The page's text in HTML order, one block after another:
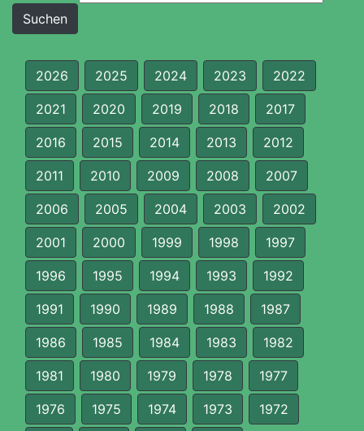
2026 2025 2024 2023 2022
2021 2020 2019 2018 2017
2016 2015 2014 2013 2012
2011 2010 2009 2008 2007
2006 2005 2004 2003 2002
2001 2000 1999 1998 1997
1996 1995 1994 1993 1992
1991 1990 1989 1988 1987
1986 1985 1984 1983 1982
1981 1980 1979 1978 1977
1976 1975 1974 1973 1972